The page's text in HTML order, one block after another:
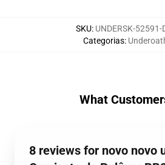
SKU: UNDERSK-52591-
Categorias:
What
8 reviews for novo novo